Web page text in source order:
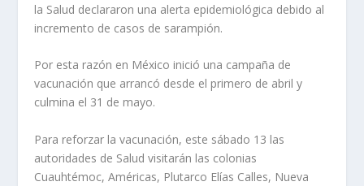
la Salud declararon una alerta epidemiológica debido al
incremento de casos de sarampión.
Por esta razón en México inició una campaña de
vacunación que arrancó desde el primero de abril y
culmina el 31 de mayo.
Para reforzar la vacunación, este sábado 13 las
autoridades de Salud visitarán las colonias
Cuauhtémoc, Américas, Plutarco Elías Calles, Nueva